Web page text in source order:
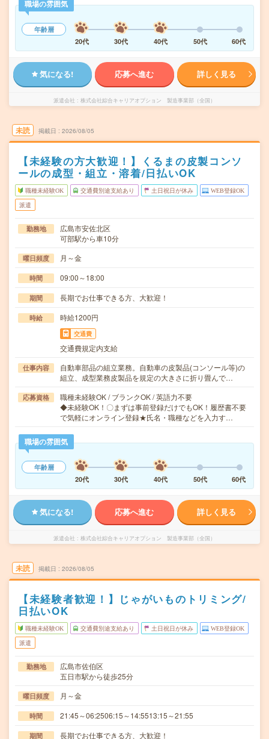
職場の雰囲気
年齢層
20代
30代 40代 50代 60代
気になる! 応募へ進む 詳しく見る
派遣会社 株式会社綜合キャリアオプション 製造事業部（全国）
未読 掲載日 2026/08/05
【未経験の方大歓迎！】くるまの皮製コンソ
ールの成型・組立・溶着/日払いOK
職種未経験OK 交通費別途支給あり 土日祝日が休み WEB登録OK
派遣
勤務地
広島市安佐北区
可部駅から車10分
曜日頻度 月～金
時間 09:00～18:00
期間 長期でお仕事できる方、大歓迎！
時給 時給1200円
交通費
交通費規定内支給
仕事内容
自動車部品の組立業務。自動車の皮製品(コンソール等)の
組立、成型業務皮製品を規定の大きさに折り畳んで…
応募資格
職種未経験OK / ブランクOK / 英語力不要
◆未経験OK！〇まずは事前登録だけでもOK！履歴書不要
で気軽にオンライン登録★氏名・職種などを入力す…
職場の雰囲気
年齢層
20代
30代 40代 50代 60代
気になる! 応募へ進む 詳しく見る
派遣会社 株式会社綜合キャリアオプション 製造事業部（全国）
未読 掲載日 2026/08/05
【未経験者歓迎！】じゃがいものトリミング/
日払いOK
職種未経験OK 交通費別途支給あり 土日祝日が休み WEB登録OK
派遣
勤務地
広島市佐伯区
五日市駅から徒歩25分
曜日頻度 月～金
時間 21:45～06:2506:15～14:5513:15～21:55
期間 長期でお仕事できる方、大歓迎！